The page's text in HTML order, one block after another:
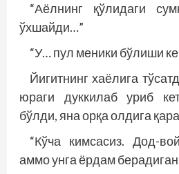
“Аёлнинг қўлидаги
ўхшайди…”
“У… пул меники бўлиши
Йигитнинг хаёлига
юраги дуккилаб уриб
бўлди, яна орқа олдига
“Кўча кимсасиз. Дод-
аммо унга ёрдам